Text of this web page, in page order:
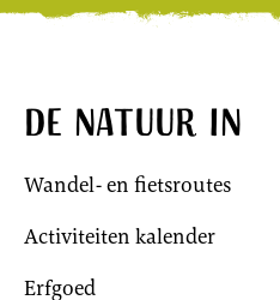
De natuur in
Wandel- en fietsroutes
Activiteiten kalender
Erfgoed